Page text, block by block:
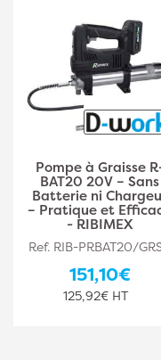
Pompe à Graisse
BAT20 20V – Sans
Batterie ni
– Pratique et
- RIBIMEX
Ref. RIB-PRBAT20/
151,10€
125,92€ HT